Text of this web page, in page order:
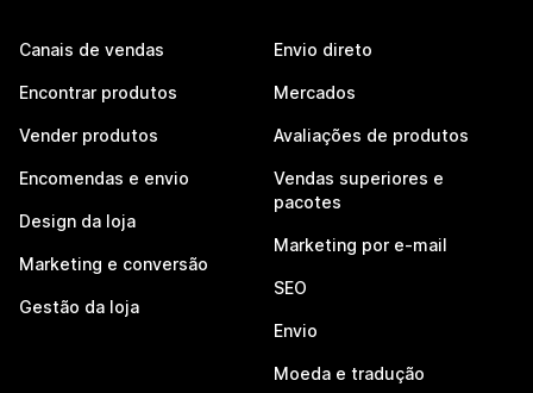
Canais de vendas
Encontrar produtos
Vender produtos
Encomendas e envio
Design da loja
Marketing e conversão
Gestão da loja
Envio direto
Mercados
Avaliações de produtos
Vendas superiores e
pacotes
Marketing por e-mail
SEO
Envio
Moeda e tradução